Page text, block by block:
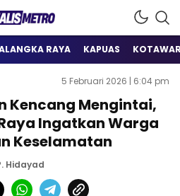
Metro
Informasi
RAYA KAPUAS
5 Februari 2026 | 6:04 pm
Kencang Mengintai,
Ingatkan Warga
Keselamatan
Hidayad